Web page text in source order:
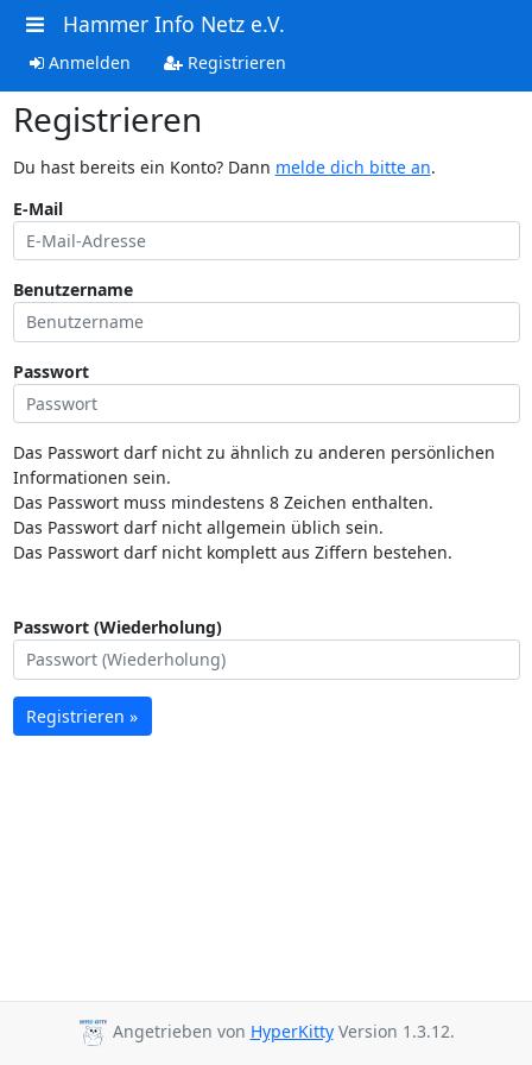
Hammer Info Netz e.V.
Anmelden Registrieren
Registrieren
Du hast bereits ein Konto? Dann melde dich bitte an.
E-Mail
Benutzername
Passwort
Das Passwort darf nicht zu ähnlich zu anderen persönlichen
Informationen sein.
Das Passwort muss mindestens 8 Zeichen enthalten.
Das Passwort darf nicht allgemein üblich sein.
Das Passwort darf nicht komplett aus Ziffern bestehen.
Passwort (Wiederholung)
Registrieren »
Angetrieben von HyperKittyVersion 1.3.12.